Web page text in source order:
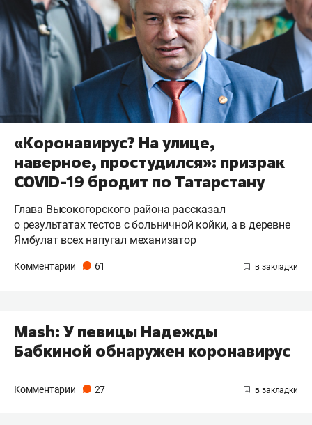
«Коронавирус? На улице,
наверное, простудился»: призрак
COVID-19 бродит по Татарстану
Глава Высокогорского района рассказал
о результатах тестов с больничной койки, а в деревне
Ямбулат всех напугал механизатор
Комментарии 61
Mash: У певицы Надежды
Бабкиной обнаружен коронавирус
Комментарии 27